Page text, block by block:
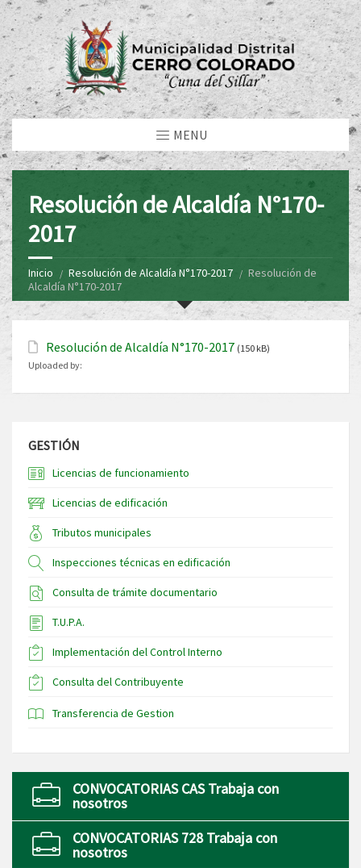
MENU
Resolución de Alcaldía N°170-
2017
Inicio Resolución de Alcaldía N°170-2017
Resolución de
Alcaldía N°170-2017
Resolución de Alcaldía N°170-2017 (150 kB)
Uploaded by:
GESTIÓN
Licencias de funcionamiento
Licencias de edificación
Tributos municipales
Inspecciones técnicas en edificación
Consulta de trámite documentario
T.U.P.A.
Implementación del Control Interno
Consulta del Contribuyente
Transferencia de Gestion
CONVOCATORIAS CAS Trabaja con
nosotros
CONVOCATORIAS 728 Trabaja con
nosotros